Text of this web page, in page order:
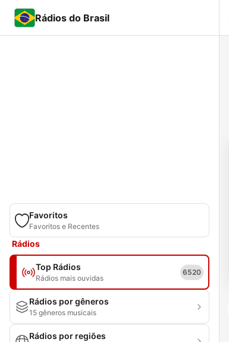
Rádios do Brasil
Favoritos
Favoritos e Recentes
Rádios
Top Rádios
Rádios mais ouvidas
6520
Rádios por gêneros
15 gêneros musicais
Rádios por regiões